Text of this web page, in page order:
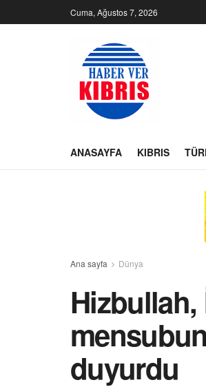
Cuma, Ağustos 7, 2026
ANASAYFA KIBRIS
Ana sayfa Dünya
Hizbullah,
duyurdu